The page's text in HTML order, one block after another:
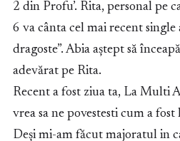
2 din Profu’. Rita, personal pe
6 va cânta cel mai recent single
dragoste”. Abia aștept să
adevărat pe Rita.
Recent a fost ziua ta, La Multi
vrea sa ne povestesti cum a fost
Deși mi-am făcut majoratul in